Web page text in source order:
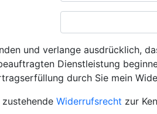
und verlange ausdrücklich,
Dienstleistung
durch Sie mein
Widerrufsrecht zur